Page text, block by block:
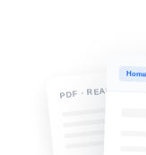
PDF · READ-ONLY
Home